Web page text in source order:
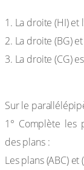
1. La droite (HI) et
2. La droite (BG)
3. La droite (CG)
Sur le
1° Complète les
des plans :
Les plans (ABC)